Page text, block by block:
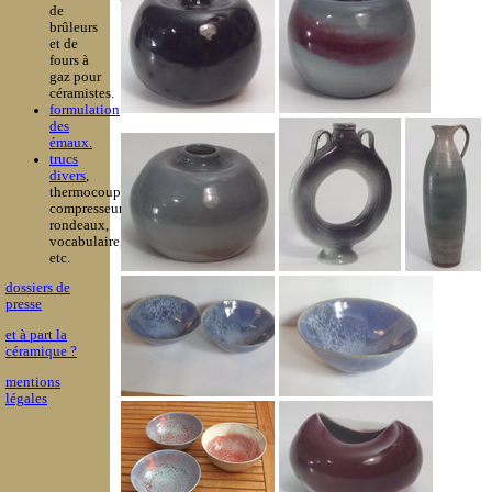
de
brûleurs
et de
fours à
gaz pour
céramistes.
formulation
des
émaux.
trucs
divers
thermocouples,
compresseurs,
rondeaux,
vocabulaire,
etc.
dossiers de
presse
et à part la
céramique ?
mentions
légales